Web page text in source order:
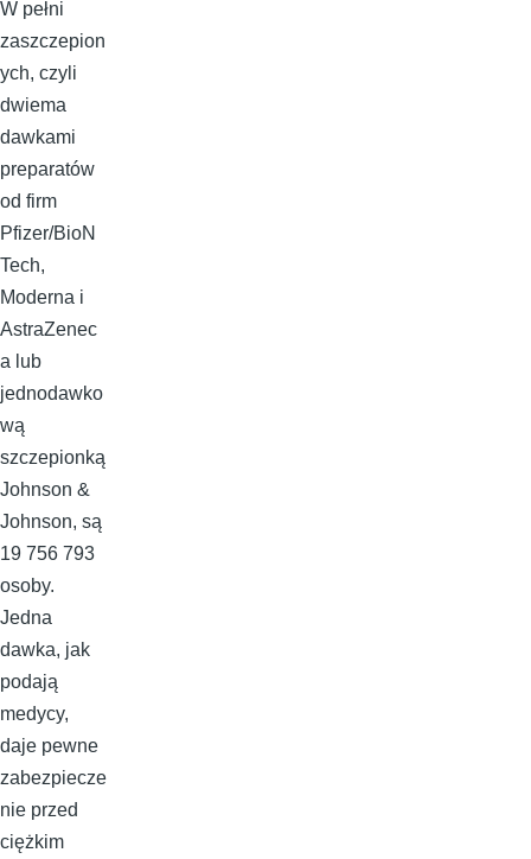
W pełni
zaszczepion
ych, czyli
dwiema
dawkami
preparatów
od firm
Pfizer/BioN
Tech,
Moderna i
AstraZenec
a lub
jednodawko
wą
szczepionką
Johnson &
Johnson, są
19 756 793
osoby.
Jedna
dawka, jak
podają
medycy,
daje pewne
zabezpiecze
nie przed
ciężkim